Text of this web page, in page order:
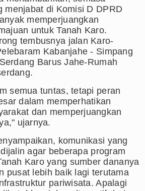
TNI Ali Imran Sebut TNI
Kanker Paru di Indonesia
AUR, Tegaskan Tak
AIDS di Jawa Barat Sebagai
Betis pada Laga Persahabatan
Juventus pada Laga
Imbang dengan Inter Milan
Laga Persahabatan 7
menjabat di Komisi D DPRD
memperjuangkan
untuk Tanah Karo.
tembusnya jalan Karo-
Kabanjahe - Simpang
Barus Jahe-Rumah
semua tuntas, tetapi peran
dalam memperhatikan
dan memperjuangkan
ujarnya.
komunikasi yang
agar beberapa program
Karo yang sumber dananya
pusat lebih baik lagi terutama
pariwisata. Apalagi